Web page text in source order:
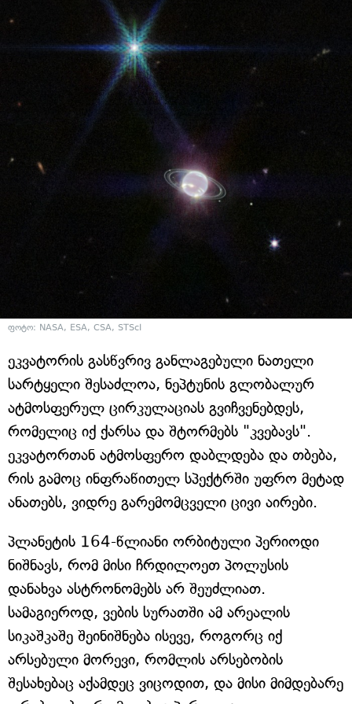
ფოტო: NASA, ESA, CSA, STScI
ეკვატორის გასწვრივ განლაგებული ნათელი
სარტყელი შესაძლოა, ნეპტუნის გლობალურ
ატმოსფერულ ცირკულაციას გვიჩვენებდეს,
რომელიც იქ ქარსა და შტორმებს "კვებავს".
ეკვატორთან ატმოსფერო დაბლდება და თბება,
რის გამოც ინფრაწითელ სპექტრში უფრო მეტად
ანათებს, ვიდრე გარემომცველი ცივი აირები.
პლანეტის 164-წლიანი ორბიტული პერიოდი
ნიშნავს, რომ მისი ჩრდილოეთ პოლუსის
დანახვა ასტრონომებს არ შეუძლიათ.
სამაგიეროდ, ვების სურათში ამ არეალის
სიკაშკაშე შეინიშნება ისევე, როგორც იქ
არსებული მორევი, რომლის არსებობის
შესახებაც აქამდეც ვიცოდით, და მისი მიმდებარე